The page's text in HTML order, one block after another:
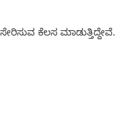
ಕೆಲಸ ಮಾಡುತ್ತಿದ್ದೇವೆ.